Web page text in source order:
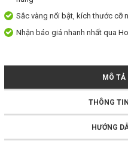
Sắc vàng nổi bật, kích thước cỡ
Nhận báo giá nhanh nhất qua
MÔ TẢ
THÔNG
HƯỚNG